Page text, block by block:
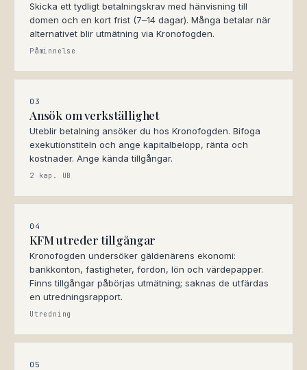
Skicka ett tydligt betalningskrav med hänvisning till
domen och en kort frist (7–14 dagar). Många betalar när
alternativet blir utmätning via Kronofogden.
Påminnelse
03
Ansök om verkställighet
Uteblir betalning ansöker du hos Kronofogden. Bifoga
exekutionstiteln och ange kapitalbelopp, ränta och
kostnader. Ange kända tillgångar.
2 kap. UB
04
KFM utreder tillgångar
Kronofogden undersöker gäldenärens ekonomi:
bankkonton, fastigheter, fordon, lön och värdepapper.
Finns tillgångar påbörjas utmätning; saknas de utfärdas
en utredningsrapport.
Utredning
05